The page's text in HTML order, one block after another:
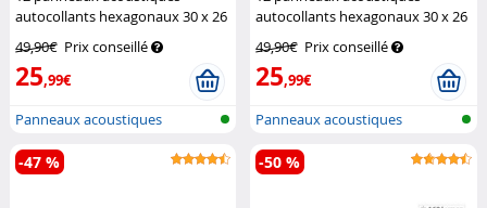
autocollants hexagonaux 30 x 26
Carlo Milano
49,90€ Prix conseillé
25,99€
Panneaux acoustiques
autocollants hexagonaux 30 x 26
Carlo Milano
49,90€ Prix conseillé
25,99€
Panneaux acoustiques
-47 % -50 %